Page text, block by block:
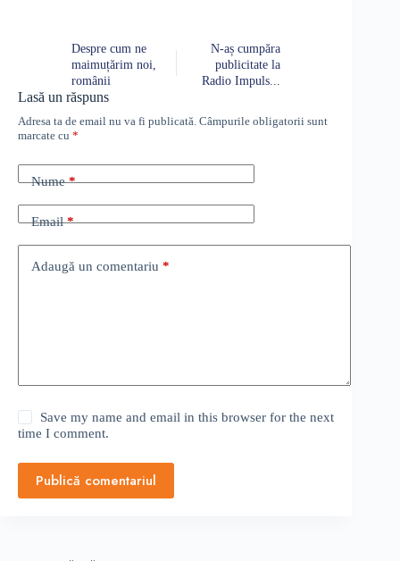
Despre cum ne
maimuțărim noi,
românii
N-aș cumpăra
publicitate la
Radio Impuls...
Lasă un răspuns
Adresa ta de email nu va fi publicată. Câmpurile obligatorii sunt
marcate cu *
Nume*
Email*
Adaugă un comentariu *
Save my name and email in this browser for the next
time I comment.
Publică comentariul